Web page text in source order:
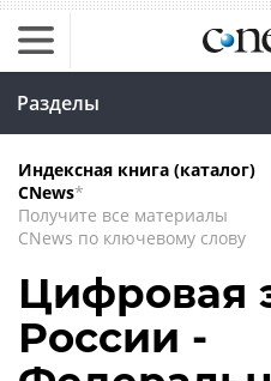
Разделы
Индексная книга (каталог)
CNews*
Получите все материалы
CNews по ключевому слову
Цифровая
России -